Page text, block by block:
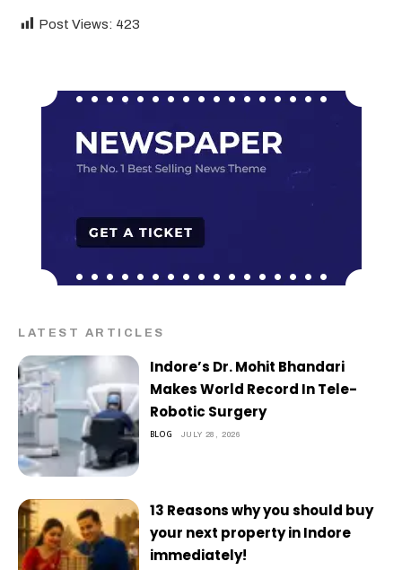
Post Views: 423
LATEST ARTICLES
Indore’s Dr. Mohit Bhandari
Makes World Record In Tele-
Robotic Surgery
BLOG JULY 28, 2026
13 Reasons why you should buy
your next property in Indore
immediately!